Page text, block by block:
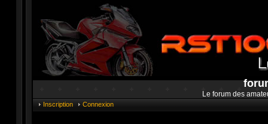
Le forum des
Inscription Connexion